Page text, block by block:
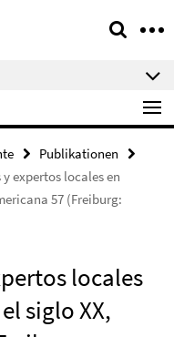
Publikationen
expertos locales en
57 (Freiburg:
locales
siglo XX,